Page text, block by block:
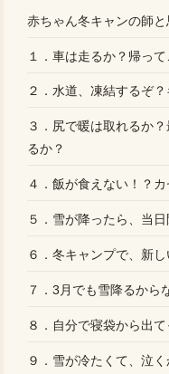
赤ちゃん冬キャンの師
１．車は走るか？帰っ
２．水道、凍結するぞ
３．尻で暖は取れるか
るか？
４．飯が食えない！？
５．雪が降ったら、当
６．冬キャンプで、新
７．3月でも雪降るから
８．自分で寝袋から出
９．雪が冷たくて、泣